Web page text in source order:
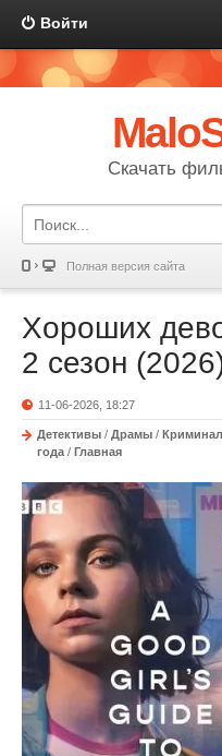
Войти
Скачать
Полная версия сайта
Хороших
2 сезон
11-06-2026, 18:27
Детективы / Драмы / Криминал
года / Главная